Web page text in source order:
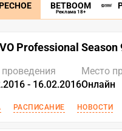
BETBOOM
Реклама 18+
Professional Season
- 16.02.2016
Место
Онлайн
РАСПИСАНИЕ НОВОСТИ